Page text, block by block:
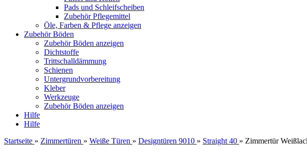
Pads und Schleifscheiben
Zubehör Pflegemittel
Öle, Farben & Pflege anzeigen
Zubehör Böden
Zubehör Böden anzeigen
Dichtstoffe
Trittschalldämmung
Schienen
Untergrundvorbereitung
Kleber
Werkzeuge
Zubehör Böden anzeigen
Hilfe
Hilfe
Startseite » Zimmertüren » Weiße Türen » Designtüren 9010 » Straight 40 » Zimmertür